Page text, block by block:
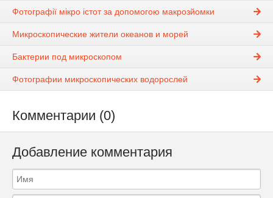
Фотографії мікро істот за допомогою макрозйомки
Микроскопические жители океанов и морей
Бактерии под микроскопом
Фотографии микроскопических водорослей
Комментарии (0)
Добавление комментария